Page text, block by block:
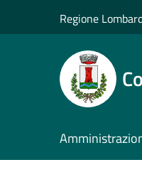
Regione